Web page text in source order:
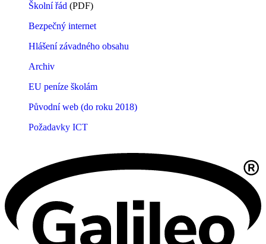
Školní řád (PDF)
Bezpečný internet
Hlášení závadného obsahu
Archiv
EU peníze školám
Původní web (do roku 2018)
Požadavky ICT